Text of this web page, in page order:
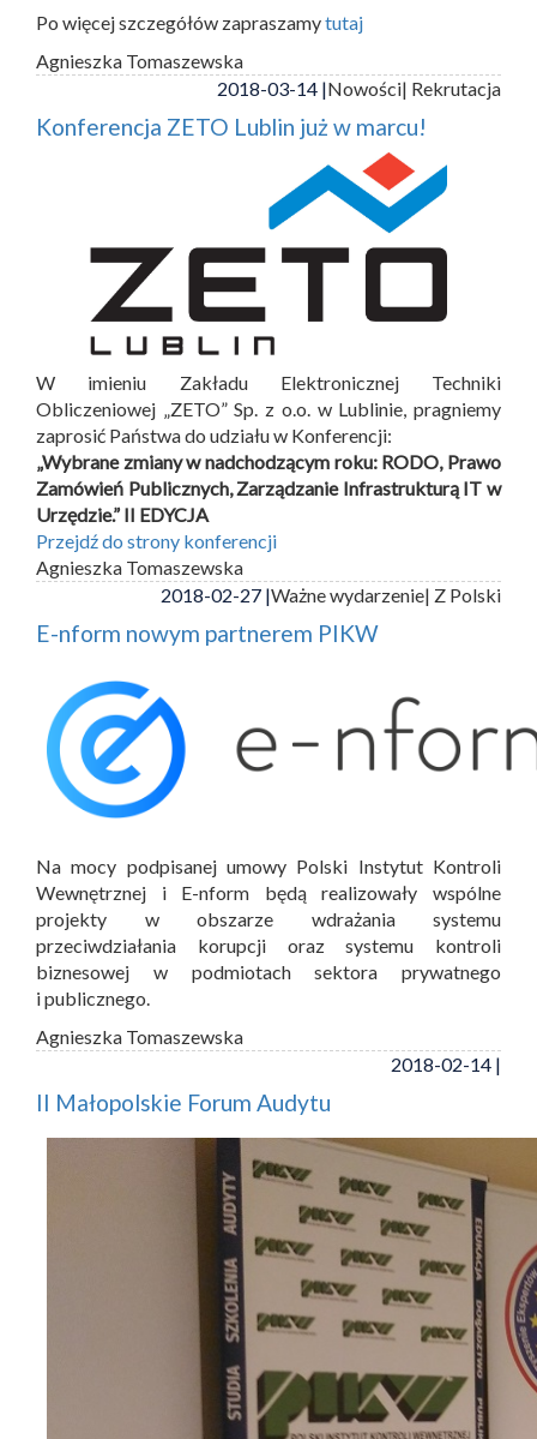
Po więcej szczegółów zapraszamytutaj
Agnieszka Tomaszewska
2018-03-14 |Nowości| Rekrutacja
Konferencja ZETO Lublin już w marcu!
W imieniu Zakładu Elektronicznej Techniki
Obliczeniowej „ZETO” Sp. z o.o. w Lublinie, pragniemy
zaprosić Państwa do udziału w Konferencji:
„Wybrane zmiany w nadchodzącym roku: RODO, Prawo
Zamówień Publicznych, Zarządzanie Infrastrukturą IT w
Urzędzie.” II EDYCJA
Przejdź do strony konferencji
Agnieszka Tomaszewska
2018-02-27 |Ważne wydarzenie| Z Polski
E-nform nowym partnerem PIKW
Na mocy podpisanej umowy Polski Instytut Kontroli
Wewnętrznej i E-nform będą realizowały wspólne
projekty w obszarze wdrażania systemu
przeciwdziałania korupcji oraz systemu kontroli
biznesowej w podmiotach sektora prywatnego
i publicznego.
Agnieszka Tomaszewska
2018-02-14 |
II Małopolskie Forum Audytu